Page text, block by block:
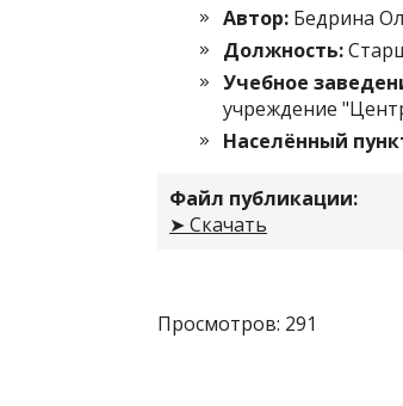
Автор: Бедрина
Должность:
Учебное
учреждение
Населённый
Файл публикации:
➤ Скачать
Просмотров: 291